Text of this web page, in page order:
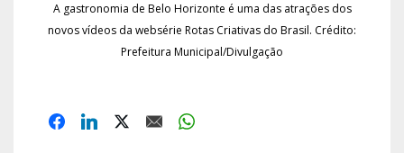
A gastronomia de Belo Horizonte é uma das atrações dos
novos vídeos da websérie Rotas Criativas do Brasil. Crédito:
Prefeitura Municipal/Divulgação